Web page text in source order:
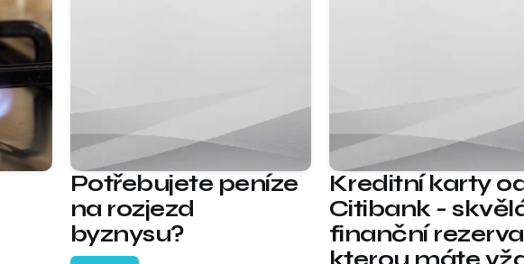
Potřebujete peníze
na rozjezd
byznysu?
Kreditní karty
Citibank -
finanční